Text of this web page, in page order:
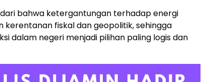
bahwa ketergantungan terhadap energi
kerentanan fiskal dan geopolitik, sehingga
dalam negeri menjadi pilihan paling logis dan